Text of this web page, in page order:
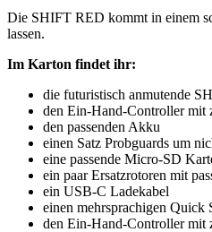
Die SHIFT RED kommt in einem
lassen.
Im Karton findet ihr:
die futuristisch anmutende
den Ein-Hand-Controller mit
den passenden Akku
einen Satz Probguards um
eine passende Micro-SD
ein paar Ersatzrotoren mit
ein USB-C Ladekabel
einen mehrsprachigen Quick
den Ein-Hand-Controller mit